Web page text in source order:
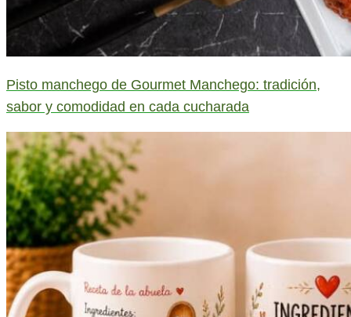
Pisto manchego de Gourmet Manchego: tradición,
sabor y comodidad en cada cucharada